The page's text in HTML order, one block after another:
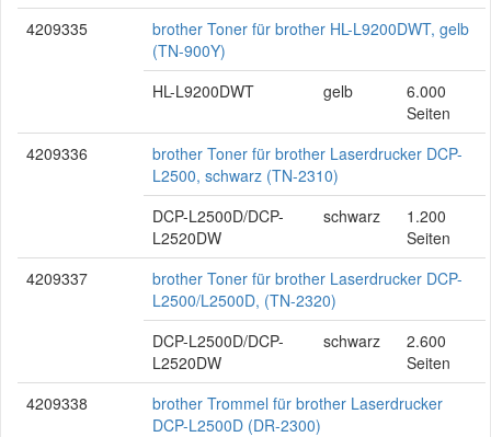
4209335
brother Toner für brother HL-L9200DWT, gelb
(TN-900Y)
HL-L9200DWT
gelb
6.000
Seiten
4209336
brother Toner für brother Laserdrucker DCP-
L2500, schwarz (TN-2310)
DCP-L2500D/DCP-
L2520DW
schwarz
1.200
Seiten
4209337
brother Toner für brother Laserdrucker DCP-
L2500/L2500D, (TN-2320)
DCP-L2500D/DCP-
L2520DW
schwarz
2.600
Seiten
4209338
brother Trommel für brother Laserdrucker
DCP-L2500D (DR-2300)